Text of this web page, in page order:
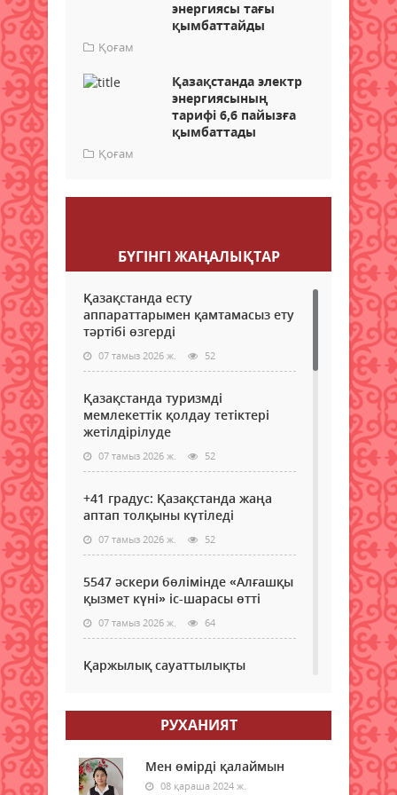
энергиясы тағы
қымбаттайды
Қоғам
Қазақстанда электр
энергиясының
тарифі 6,6 пайызға
қымбаттады
Қоғам
БҮГІНГI ЖАҢАЛЫҚТАР
Қазақстанда есту
аппараттарымен қамтамасыз ету
тәртібі өзгерді
07 тамыз 2026 ж. 52
Қазақстанда туризмді
мемлекеттік қолдау тетіктері
жетілдірілуде
07 тамыз 2026 ж. 52
+41 градус: Қазақстанда жаңа
аптап толқыны күтіледі
07 тамыз 2026 ж. 52
5547 әскери бөлімінде «Алғашқы
қызмет күні» іс-шарасы өтті
07 тамыз 2026 ж. 64
Қаржылық сауаттылықты
07 тамыз 2026 ж. 56
Ауыл шаруашылығы – өңір
экономикасының негізгі тірегі
РУХАНИЯТ
Мен өмірді қалаймын
08 қараша 2024 ж.